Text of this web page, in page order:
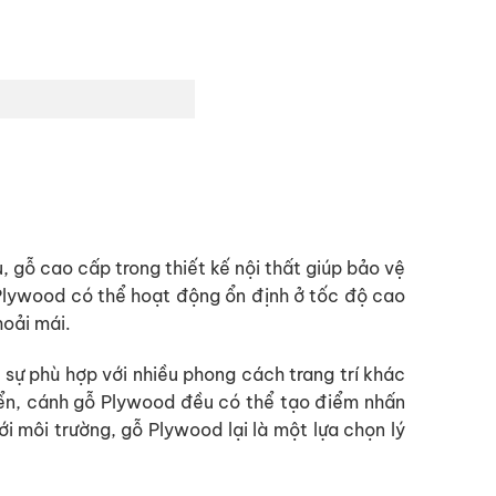
gỗ cao cấp trong thiết kế nội thất giúp bảo vệ
có thể hoạt động ổn định ở tốc độ cao
mái.
phù hợp với nhiều phong cách trang trí khác
cánh gỗ Plywood đều có thể tạo điểm nhấn
môi trường, gỗ Plywood lại là một lựa chọn lý